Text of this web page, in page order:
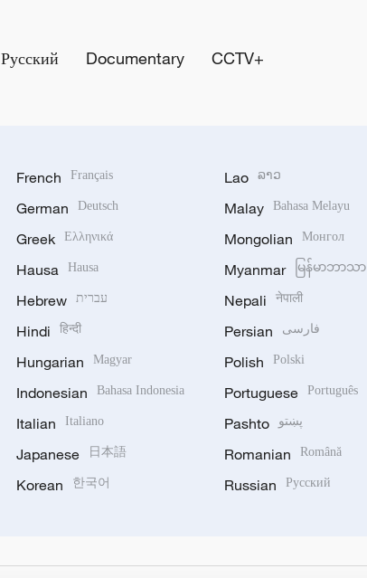
Русский Documentary CCTV+
French Français
German Deutsch
Greek Ελληνικά
Hausa Hausa
Hebrew עברית
Hindi हिन्दी
Hungarian Magyar
Indonesian Bahasa Indonesia
Italian Italiano
Japanese 日本語
Korean 한국어
Lao ລາວ
Malay Bahasa Melayu
Mongolian Монгол
Myanmar မြန်မာဘာသာ
Nepali नेपाली
Persian فارسی
Polish Polski
Portuguese Português
Pashto پښتو
Romanian Română
Russian Русский